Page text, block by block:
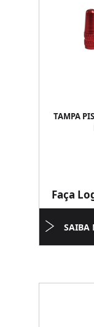
TAMPA
Faça
SAIBA